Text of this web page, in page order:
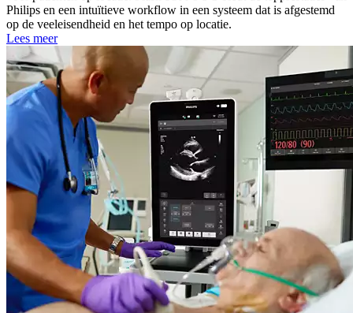
Philips en een intuïtieve workflow in een systeem dat is afgestemd
op de veeleisendheid en het tempo op​ locatie.​
Lees meer